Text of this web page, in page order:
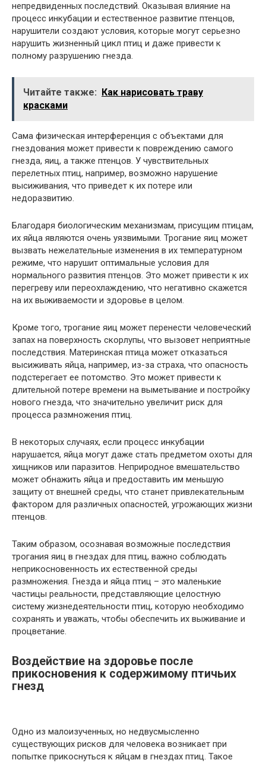
непредвиденных последствий. Оказывая влияние на
процесс инкубации и естественное развитие птенцов,
нарушители создают условия, которые могут серьезно
нарушить жизненный цикл птиц и даже привести к
полному разрушению гнезда.
Читайте также:
Как нарисовать траву
красками
Сама физическая интерференция с объектами для
гнездования может привести к повреждению самого
гнезда, яиц, а также птенцов. У чувствительных
перелетных птиц, например, возможно нарушение
высиживания, что приведет к их потере или
недоразвитию.
Благодаря биологическим механизмам, присущим птицам,
их яйца являются очень уязвимыми. Трогание яиц может
вызвать нежелательные изменения в их температурном
режиме, что нарушит оптимальные условия для
нормального развития птенцов. Это может привести к их
перегреву или переохлаждению, что негативно скажется
на их выживаемости и здоровье в целом.
Кроме того, трогание яиц может перенести человеческий
запах на поверхность скорлупы, что вызовет неприятные
последствия. Материнская птица может отказаться
высиживать яйца, например, из-за страха, что опасность
подстерегает ее потомство. Это может привести к
длительной потере времени на выметывание и постройку
нового гнезда, что значительно увеличит риск для
процесса размножения птиц.
В некоторых случаях, если процесс инкубации
нарушается, яйца могут даже стать предметом охоты для
хищников или паразитов. Неприродное вмешательство
может обнажить яйца и предоставить им меньшую
защиту от внешней среды, что станет привлекательным
фактором для различных опасностей, угрожающих жизни
птенцов.
Таким образом, осознавая возможные последствия
трогания яиц в гнездах для птиц, важно соблюдать
неприкосновенность их естественной среды
размножения. Гнезда и яйца птиц – это маленькие
частицы реальности, представляющие целостную
систему жизнедеятельности птиц, которую необходимо
сохранять и уважать, чтобы обеспечить их выживание и
процветание.
Воздействие на здоровье после
прикосновения к содержимому птичьих
гнезд
Одно из малоизученных, но недвусмысленно
существующих рисков для человека возникает при
попытке прикоснуться к яйцам в гнездах птиц. Такое